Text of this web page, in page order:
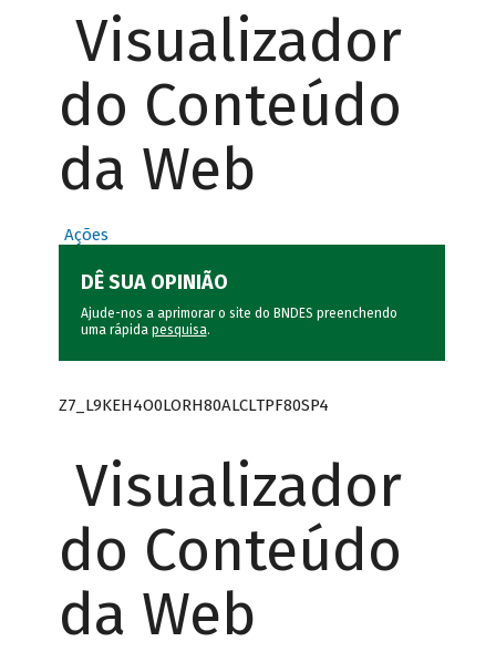
Visualizador
do Conteúdo
da Web
Ações
DÊ SUA OPINIÃO
Ajude-nos a aprimorar o site do BNDES preenchendo
uma rápida pesquisa.
Z7_L9KEH4O0LORH80ALCLTPF80SP4
Visualizador
do Conteúdo
da Web